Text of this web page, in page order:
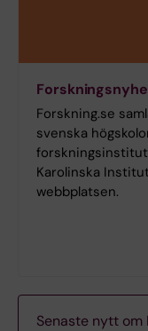
Forskning.se
svenska
Karolinska
webbplatsen.
Senaste nytt om